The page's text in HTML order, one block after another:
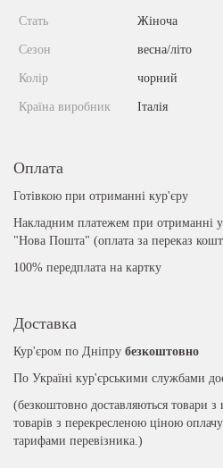
Стать Жіноча
Сезон весна/літо
Колір чорний
Країна виробник Італія
Оплата
Готівкою при отриманні кур'єру
Накладним платежем при отриманні у
"Нова Пошта" (оплата за переказ
100% передплата на картку
Доставка
Кур'єром по Дніпру безкоштовно
По Україні кур'єрськими службами
(безкоштовно доставляються товари з
товарів з перекресленою ціною
тарифами перевізника.)